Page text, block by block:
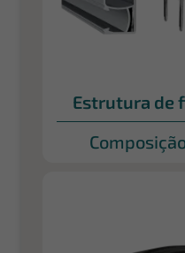
Estrutura de